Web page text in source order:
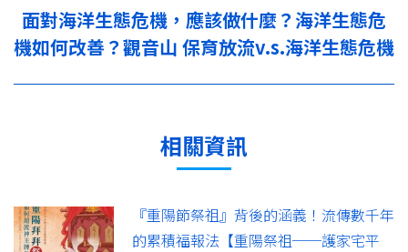
下
一
篇：
面對海洋生態危機，應該做什麼？海洋生態危
機如何改善？觀音山 保育放流v.s.海洋生態危機
相關資訊
『重陽節祭祖』背後的涵義！流傳數千年
的累積福報法【重陽祭祖──護家宅平